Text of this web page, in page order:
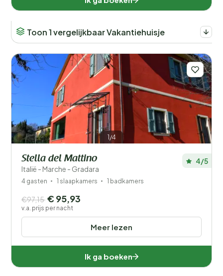
Toon 1 vergelijkbaar Vakantiehuisje
1/4
Stella del Mattino
Italië - Marche - Gradara
4/5
4 gasten 1 slaapkamers 1 badkamers
Meer lezen
€97,15 € 95,93
v.a. prijs per nacht
Ik ga boeken